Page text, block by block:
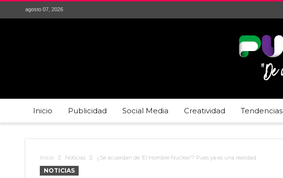
agosto 07, 2026
Inicio Publicidad Social Media Creatividad Tendencias
Inicio Noticias ¿Se acuerdan de ‘El Hombre Nuclear’? Pues ya es una realidad
NOTICIAS